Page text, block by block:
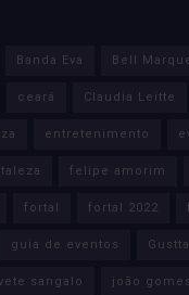
Banda Eva Bell
ceará Claudia Leitte
entretenimento
felipe amorim
fortal fortal 2022
guia de eventos
sangalo joão gomes